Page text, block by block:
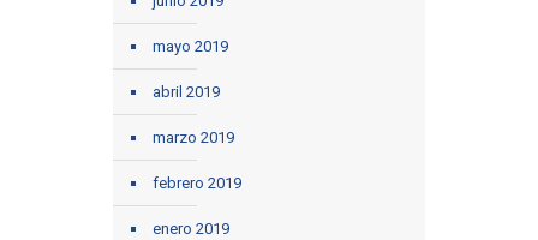
mayo 2019
abril 2019
marzo 2019
febrero 2019
enero 2019